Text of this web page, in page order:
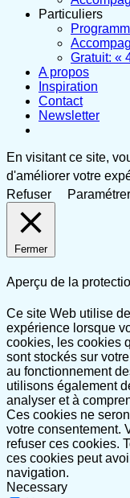
Particuliers
Gratuit: «
A propos
Inspiration
Contact
Newsletter
En visitant ce site,
d'améliorer votre
Refuser
Paramétrer
Fermer
Aperçu de la
Ce site Web utilise
expérience lorsque
cookies, les cookies
sont stockés sur
au fonctionnement
utilisons également
analyser et à
Ces cookies ne
votre consentement.
refuser ces cookies.
ces cookies peut
navigation.
Necessary